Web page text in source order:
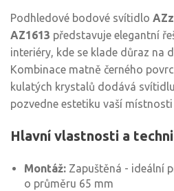
Podhledové bodové svítidlo
AZ1613 představuje elegantní
interiéry, kde se klade důraz na
Kombinace matně černého
kulatých krystalů dodává
pozvedne estetiku vaší místnosti
Hlavní vlastnosti a
Montáž: Zapuštěná - ideální
o průměru 65 mm